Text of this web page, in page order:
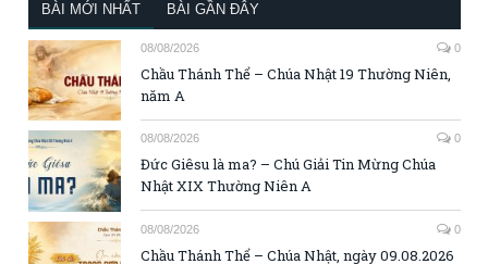
BÀI MỚI NHẤT BÀI GẦN ĐÂY
08/08/2026 0
Chầu Thánh Thể – Chúa Nhật 19 Thường Niên,
năm A
08/08/2026 0
Đức Giêsu là ma? – Chú Giải Tin Mừng Chúa
Nhật XIX Thường Niên A
08/08/2026 0
Chầu Thánh Thể – Chúa Nhật, ngày 09.08.2026